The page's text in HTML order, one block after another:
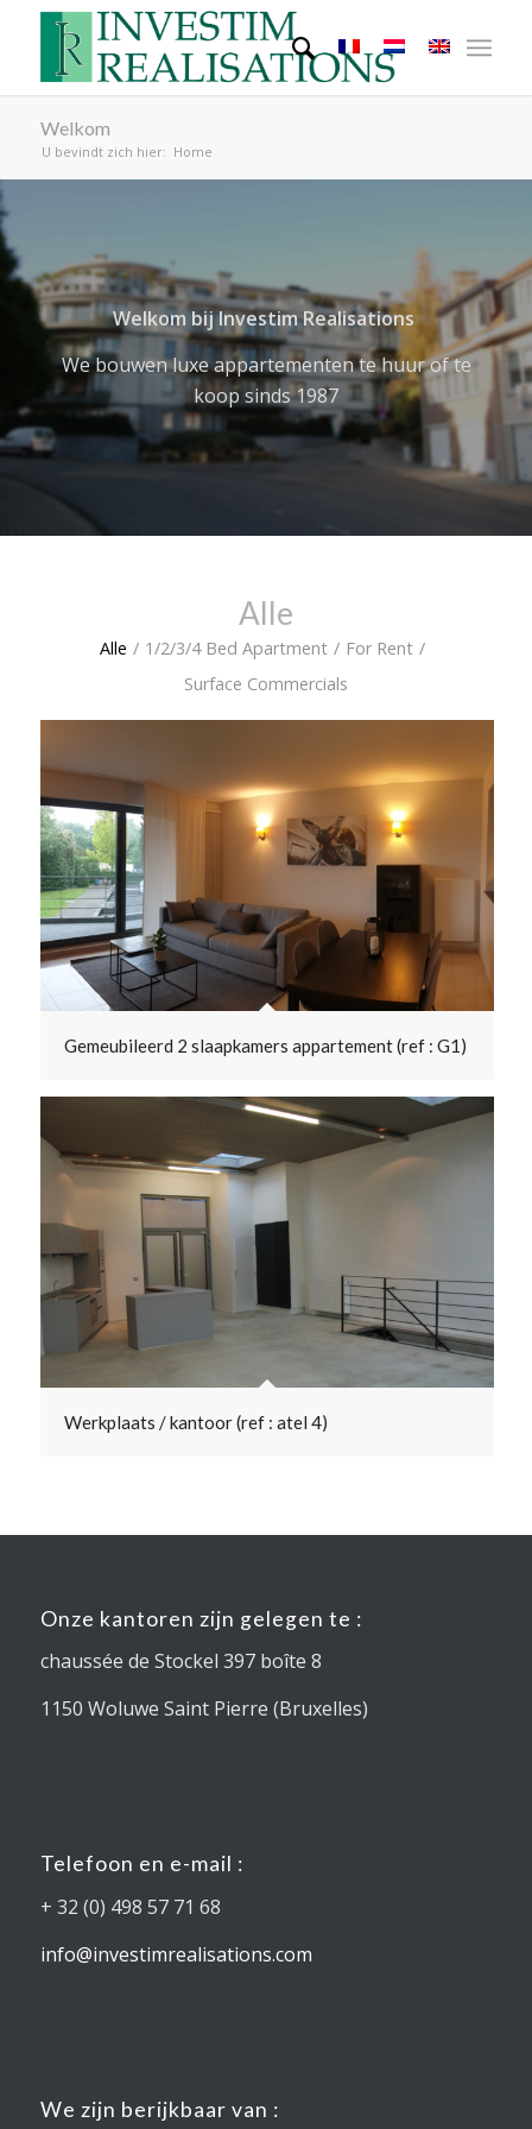
Welkom
U bevindt zich hier: Home
Welkom bij Investim Realisations
We bouwen luxe appartementen te huur of te
koop sinds 1987
Alle
Alle / 1/2/3/4 Bed Apartment / For Rent /
Surface Commercials
Gemeubileerd 2 slaapkamers appartement (ref : G1)
Werkplaats / kantoor (ref : atel 4)
Onze kantoren zijn gelegen te :
chaussée de Stockel 397 boîte 8
1150 Woluwe Saint Pierre (Bruxelles)
Telefoon en e-mail :
+ 32 (0) 498 57 71 68
info@investimrealisations.com
We zijn berijkbaar van :